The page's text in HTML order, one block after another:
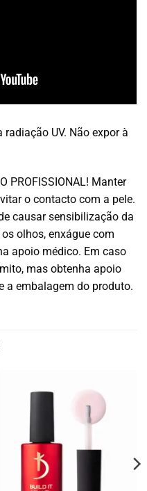
radiação UV. Não expor à
PROFISSIONAL! Manter
o contacto com a pele.
causar sensibilização da
olhos, enxágue com
apoio médico. Em caso
mas obtenha apoio
a embalagem do produto.